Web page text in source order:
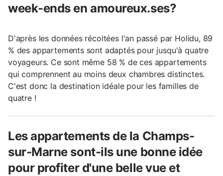
week-ends en amoureux.ses?
D'après les données récoltées l'an passé par Holidu, 89
% des appartements sont adaptés pour jusqu'à quatre
voyageurs. Ce sont même 58 % de ces appartements
qui comprennent au moins deux chambres distinctes.
C'est donc la destination idéale pour les familles de
quatre !
Les appartements de la Champs-
sur-Marne sont-ils une bonne idée
pour profiter d'une belle vue et